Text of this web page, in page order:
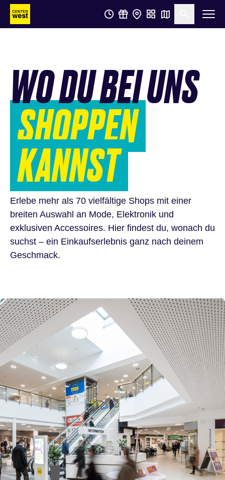
Zum
Hauptinhalt
Zum
Footer
Suche
WO DU BEI UNS
SHOPPEN
KANNST
Erlebe mehr als 70 vielfältige Shops mit einer
breiten Auswahl an Mode, Elektronik und
exklusiven Accessoires. Hier findest du, wonach du
suchst – ein Einkaufserlebnis ganz nach deinem
Geschmack.